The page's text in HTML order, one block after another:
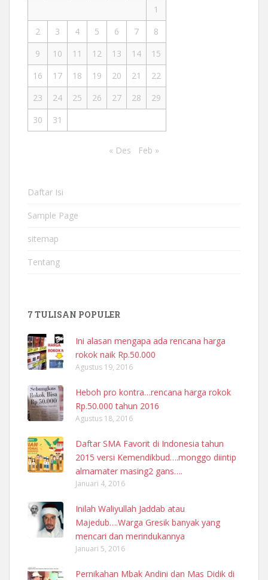
1
2
3 4 5 6 7
8
9
10 11 12 13 14
15
16
17 18 19 20 21
22
23
24 25 26 27 28
29
30
31
« Des Feb »
Daftar Isi
Sample Page
sitemap
Tentang
7 TULISAN POPULER
Ini alasan mengapa ada rencana harga
rokok naik Rp.50.000
Agustus 19, 2016
Heboh pro kontra…rencana harga rokok
Rp.50.000 tahun 2016
Agustus 18, 2016
Daftar SMA Favorit di Indonesia tahun
2015 versi Kemendikbud….monggo diintip
almamater masing2 gans….
Januari 4, 2016
Inilah Waliyullah Jaddab atau
Majedub….Warga Gresik banyak yang
mencari dan merindukannya
Januari 5, 2016
Pernikahan Mbak Andini dan Mas Didik di